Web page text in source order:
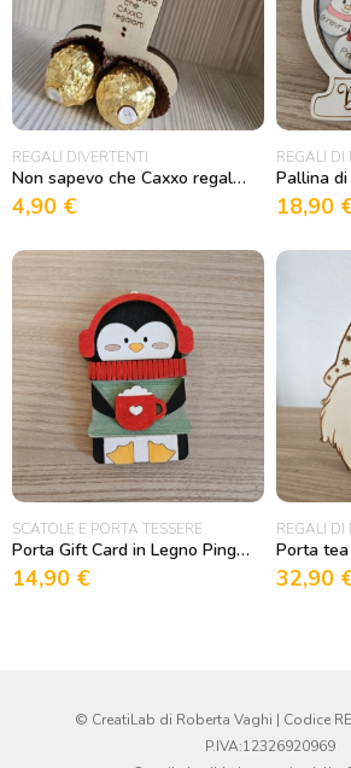
REGALI DIVERTENTI
Non sapevo che Caxxo regalarti
4,90 €
REGALI DI
18,90
SCATOLE E PORTA TESSERE
Porta Gift Card in Legno Pinguino
14,90 €
REGALI DI
Porta
32,90
© CreatiLab di Roberta Vaghi | Codice
P.IVA:12326920969